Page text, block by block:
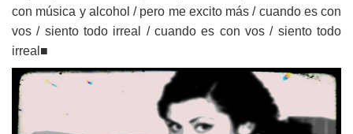
con música y alcohol / pero me excito más / cuando es con
vos / siento todo irreal / cuando es con vos / siento todo
irreal■